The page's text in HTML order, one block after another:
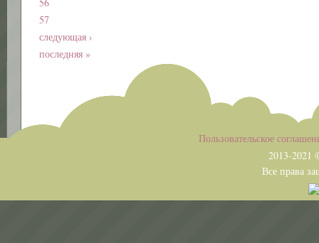
56
57
следующая ›
последняя »
Пользовательское
2013-2021
Все права защищены.